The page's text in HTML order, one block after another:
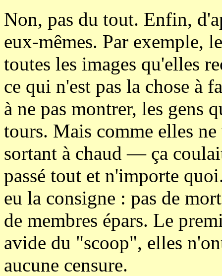
Non, pas du tout. Enfin,
eux-mêmes. Par exemple,
toutes les images qu'elles
ce qui n'est pas la chose à
à ne pas montrer, les gens
tours. Mais comme elles
sortant à chaud — ça
passé tout et n'importe
eu la consigne : pas de
de membres épars. Le
avide du "scoop", elles
aucune censure.